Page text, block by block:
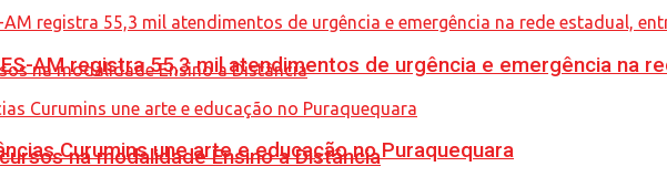
na modalidade Ensino a Distância
AM registra 55,3 mil atendimentos de urgência e emergência na
Curumins une arte e educação no Puraquequara